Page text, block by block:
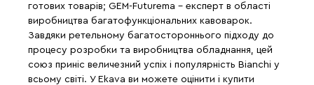
готових товарів; GEM-Futurema - експерт в області
виробництва багатофункціональних кавоварок.
Завдяки ретельному багатостороннього підходу до
процесу розробки та виробництва обладнання, цей
союз приніс величезний успіх і популярність Bianchi у
всьому світі. У Ekava ви можете оцінити і купити